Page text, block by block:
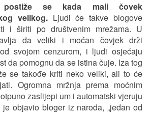
postiže se kada mali čovek
velikog.Ljudi će takve blogove
i širiti po društvenim mrežama. U
da veliki i moćan čovjek drži
svojom cenzurom, i ljudi osjećaju
da pomognu da se istina čuje. Iza tog
se takođe kriti neko veliki, ali to će
Ogromna mržnja prema moćnim
zaslijepi um i automatski vjeruju
objavio bloger iz naroda, „jedan od